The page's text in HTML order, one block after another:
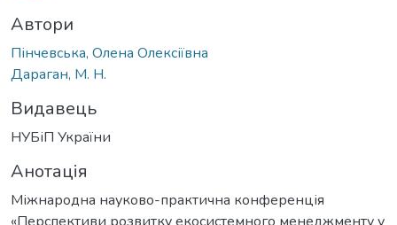
Автори
Пінчевська, Олена Олексіївна
Дараган, М. Н.
Видавець
НУБіП України
Анотація
Міжнародна науково-практична конференція